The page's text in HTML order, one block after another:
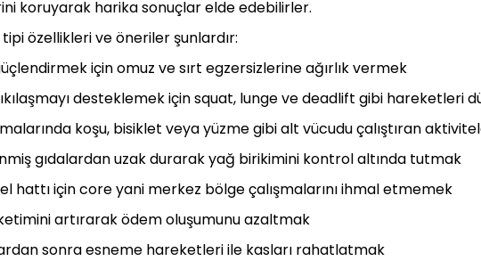
koruyarak harika sonuçlar elde edebilirler.
özellikleri ve öneriler şunlardır:
için omuz ve sırt egzersizlerine ağırlık vermek
desteklemek için squat, lunge ve deadlift gibi hareketleri
koşu, bisiklet veya yüzme gibi alt vücudu çalıştıran
gıdalardan uzak durarak yağ birikimini kontrol altında tutmak
için core yani merkez bölge çalışmalarını ihmal etmemek
artırarak ödem oluşumunu azaltmak
sonra esneme hareketleri ile kasları rahatlatmak